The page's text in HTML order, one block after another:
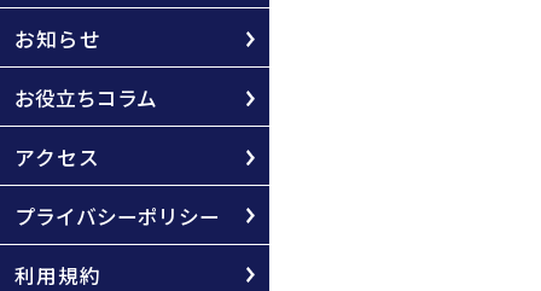
お知らせ
お役立ちコラム
アクセス
プライバシーポリシー
利用規約